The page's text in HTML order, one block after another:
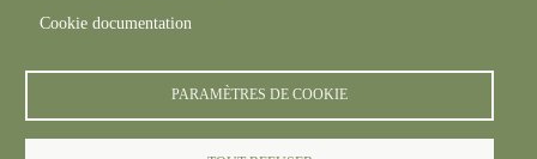
Cookie documentation
PARAMÈTRES DE COOKIE